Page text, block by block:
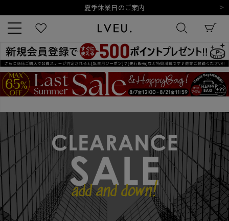
令和8年熊本地震の影響によるお荷物のお届けについて
新規会員登録でもれなく500ポイントプレゼント
令和8年熊本地震の影響によるお荷物のお届けについて
キーワード
商品番号
販売タイプ
新着 再入荷 SALE